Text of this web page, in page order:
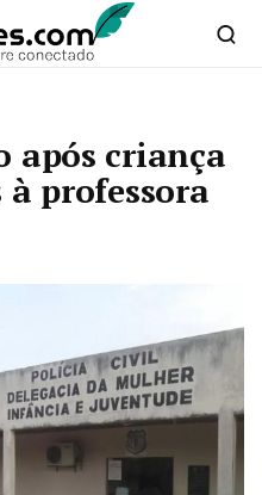
após criança
professora